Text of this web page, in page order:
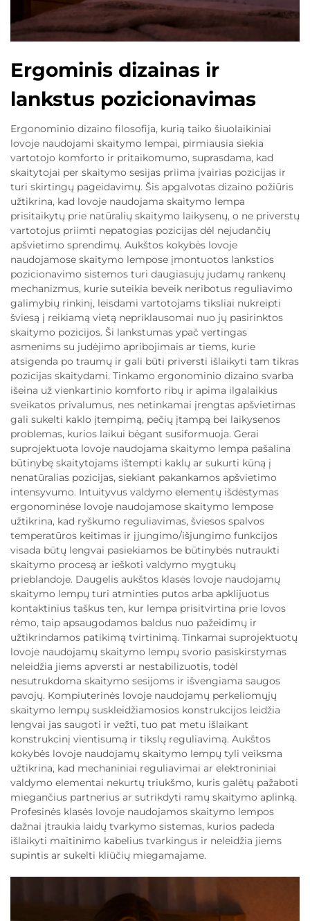
Ergominis dizainas ir
lankstus pozicionavimas
Ergonominio dizaino filosofija, kurią taiko šiuolaikiniai
lovoje naudojami skaitymo lempai, pirmiausia siekia
vartotojo komforto ir pritaikomumo, suprasdama, kad
skaitytojai per skaitymo sesijas priima įvairias pozicijas ir
turi skirtingų pageidavimų. Šis apgalvotas dizaino požiūris
užtikrina, kad lovoje naudojama skaitymo lempa
prisitaikytų prie natūralių skaitymo laikysenų, o ne priverstų
vartotojus priimti nepatogias pozicijas dėl nejudančių
apšvietimo sprendimų. Aukštos kokybės lovoje
naudojamose skaitymo lempose įmontuotos lankstios
pozicionavimo sistemos turi daugiasujų judamų rankenų
mechanizmus, kurie suteikia beveik neribotus reguliavimo
galimybių rinkinį, leisdami vartotojams tiksliai nukreipti
šviesą į reikiamą vietą nepriklausomai nuo jų pasirinktos
skaitymo pozicijos. Ši lankstumas ypač vertingas
asmenims su judėjimo apribojimais ar tiems, kurie
atsigenda po traumų ir gali būti priversti išlaikyti tam tikras
pozicijas skaitydami. Tinkamo ergonominio dizaino svarba
išeina už vienkartinio komforto ribų ir apima ilgalaikius
sveikatos privalumus, nes netinkamai įrengtas apšvietimas
gali sukelti kaklo įtempimą, pečių įtampą bei laikysenos
problemas, kurios laikui bėgant susiformuoja. Gerai
suprojektuota lovoje naudojama skaitymo lempa pašalina
būtinybę skaitytojams ištempti kaklų ar sukurti kūną į
nenatūralias pozicijas, siekiant pakankamos apšvietimo
intensyvumo. Intuityvus valdymo elementų išdėstymas
ergonominėse lovoje naudojamose skaitymo lempose
užtikrina, kad ryškumo reguliavimas, šviesos spalvos
temperatūros keitimas ir įjungimo/išjungimo funkcijos
visada būtų lengvai pasiekiamos be būtinybės nutraukti
skaitymo procesą ar ieškoti valdymo mygtukų
prieblandoje. Daugelis aukštos klasės lovoje naudojamų
skaitymo lempų turi atminties putos arba apklijuotus
kontaktinius taškus ten, kur lempa prisitvirtina prie lovos
rėmo, taip apsaugodamos baldus nuo pažeidimų ir
užtikrindamos patikimą tvirtinimą. Tinkamai suprojektuotų
lovoje naudojamų skaitymo lempų svorio pasiskirstymas
neleidžia jiems apversti ar nestabilizuotis, todėl
nesutrukdoma skaitymo sesijoms ir išvengiama saugos
pavojų. Kompiuterinės lovoje naudojamų perkeliomųjų
skaitymo lempų suskleidžiamosios konstrukcijos leidžia
lengvai jas saugoti ir vežti, tuo pat metu išlaikant
konstrukcinį vientisumą ir tikslų reguliavimą. Aukštos
kokybės lovoje naudojamų skaitymo lempų tyli veiksma
užtikrina, kad mechaniniai reguliavimai ar elektroniniai
valdymo elementai nekurtų triukšmo, kuris galėtų pažaboti
miegančius partnerius ar sutrikdyti ramų skaitymo aplinką.
Profesinės klasės lovoje naudojamos skaitymo lempos
dažnai įtraukia laidų tvarkymo sistemas, kurios padeda
išlaikyti maitinimo kabelius tvarkingus ir neleidžia jiems
supintis ar sukelti kliūčių miegamajame.